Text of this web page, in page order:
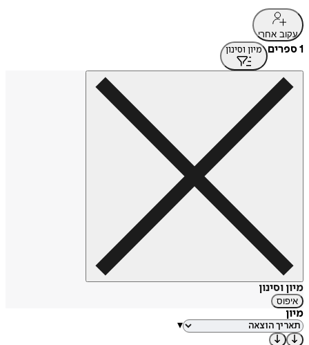
עקוב אחרי
1 ספרים מיון וסינון
מיון וסינון
איפוס
מיון
▾